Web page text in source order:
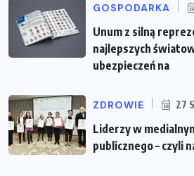
GOSPODARKA
Unum z silną
najlepszych
ubezpieczeń na
ZDROWIE 27
Liderzy w
publicznego – czyli